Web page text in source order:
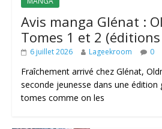
Avis manga Glénat :
Tomes 1 et 2
6 juillet 2026 Lageekroom 0
Fraîchement arrivé chez Glénat,
seconde jeunesse dans une
tomes comme on les